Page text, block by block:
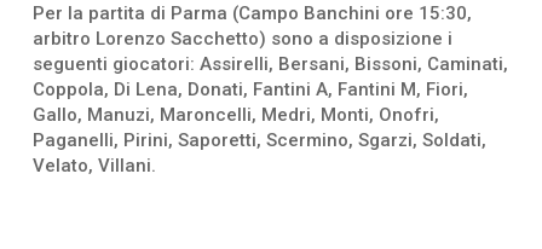
Per la partita di Parma (Campo Banchini ore 15:30,
arbitro Lorenzo Sacchetto) sono a disposizione i
seguenti giocatori: Assirelli, Bersani, Bissoni, Caminati,
Coppola, Di Lena, Donati, Fantini A, Fantini M, Fiori,
Gallo, Manuzi, Maroncelli, Medri, Monti, Onofri,
Paganelli, Pirini, Saporetti, Scermino, Sgarzi, Soldati,
Velato, Villani.